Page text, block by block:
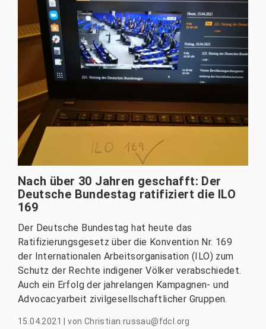
Nach über 30 Jahren geschafft: Der
Deutsche Bundestag ratifiziert die ILO
169
Der Deutsche Bundestag hat heute das
Ratifizierungsgesetz über die Konvention Nr. 169
der Internationalen Arbeitsorganisation (ILO) zum
Schutz der Rechte indigener Völker verabschiedet.
Auch ein Erfolg der jahrelangen Kampagnen- und
Advocacyarbeit zivilgesellschaftlicher Gruppen.
15.04.2021|von Christian.russau@fdcl.org